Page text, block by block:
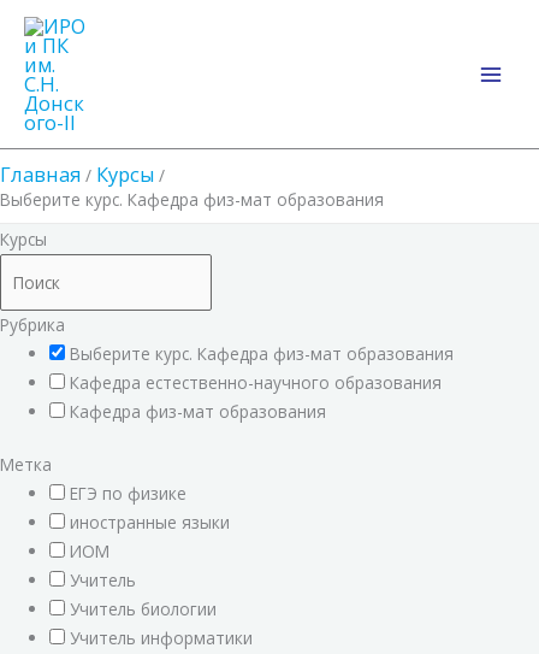
Перейти
содержимому
Главная Курсы
Выберите курс. Кафедра физ-мат образования
Курсы
Рубрика
Выберите курс. Кафедра физ-мат образования
Кафедра естественно-научного образования
Кафедра физ-мат образования
Метка
ЕГЭ по физике
иностранные языки
ИОМ
Учитель
Учитель биологии
Учитель информатики